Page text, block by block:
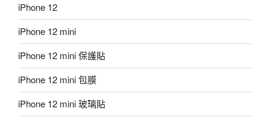
iPhone 12
iPhone 12 mini
iPhone 12 mini 保護貼
iPhone 12 mini 包膜
iPhone 12 mini 玻璃貼